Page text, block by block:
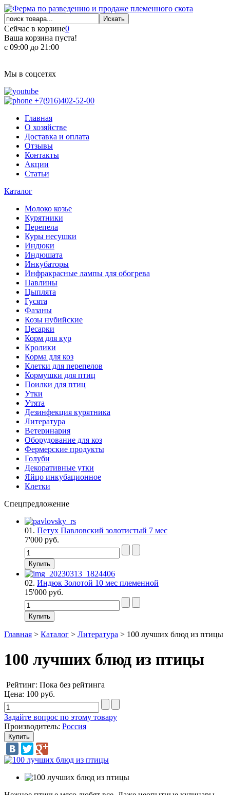
Сейчас в корзине0
Ваша корзина пуста!
с 09:00 до 21:00
Мы в соцсетях
+7(916)402-52-00
Главная
О хозяйстве
Доставка и оплата
Отзывы
Контакты
Акции
Статьи
Каталог
Молоко козье
Курятники
Перепела
Куры несушки
Индюки
Индюшата
Инкубаторы
Инфракрасные лампы для обогрева
Павлины
Цыплята
Гусята
Фазаны
Козы нубийские
Цесарки
Корм для кур
Кролики
Корма для коз
Клетки для перепелов
Кормушки для птиц
Поилки для птиц
Утки
Утята
Дезинфекция курятника
Литература
Ветеринария
Оборудование для коз
Фермерские продукты
Голуби
Декоративные утки
Яйцо инкубационное
Клетки
Спецпредложение
01. Петух Павловский золотистый 7 мес
7'000 руб.
02. Индюк Золотой 10 мес племенной
15'000 руб.
Главная > Каталог > Литература > 100 лучших блюд из птицы
100 лучших блюд из птицы
Рейтинг: Пока без рейтинга
Цена: 100 руб.
Задайте вопрос по этому товару
Производитель: Россия